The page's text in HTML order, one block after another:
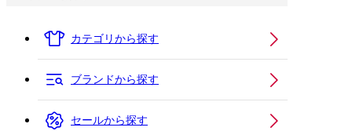
カテゴリから探す
ブランドから探す
セールから探す